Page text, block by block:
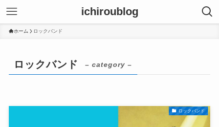
ichiroublog
ホーム ロックバンド
ロックバンド – category –
ロックバンド